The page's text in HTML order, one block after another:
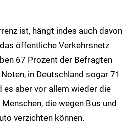
ist, hängt indes auch davon
öffentliche Verkehrsnetz
67 Prozent der Befragten
in Deutschland sogar 71
es aber vor allem wieder die
die wegen Bus und
verzichten können.